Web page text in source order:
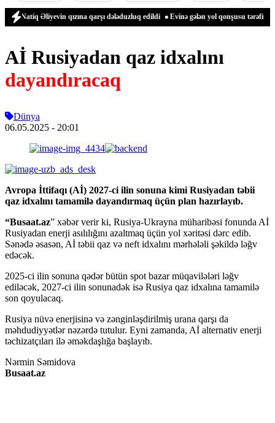
Əliyevin qızına qarşı dələduzluq edildi Evinə gələn yol qonşusu tərəfindən
Aİ Rusiyadan qaz idxalını
dayandıracaq
Dünya
06.05.2025 - 20:01
Avropa İttifaqı (Aİ) 2027-ci ilin sonuna kimi Rusiyadan təbii
qaz idxalını tamamilə dayandırmaq üçün plan hazırlayıb.
“Busaat.az” xəbər verir ki, Rusiya-Ukrayna müharibəsi fonunda Aİ
Rusiyadan enerji asılılığını azaltmaq üçün yol xəritəsi dərc edib.
Sənədə əsasən, Aİ təbii qaz və neft idxalını mərhələli şəkildə ləğv
edəcək.
2025-ci ilin sonuna qədər bütün spot bazar müqavilələri ləğv
ediləcək, 2027-ci ilin sonunadək isə Rusiya qaz idxalına tamamilə
son qoyulacaq.
Rusiya nüvə enerjisinə və zənginləşdirilmiş urana qarşı da
məhdudiyyətlər nəzərdə tutulur. Eyni zamanda, Aİ alternativ enerji
təchizatçıları ilə əməkdaşlığa başlayıb.
Nərmin Səmidova
Busaat.az